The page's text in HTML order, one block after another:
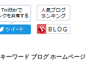
キーワード ブログ ホームページ